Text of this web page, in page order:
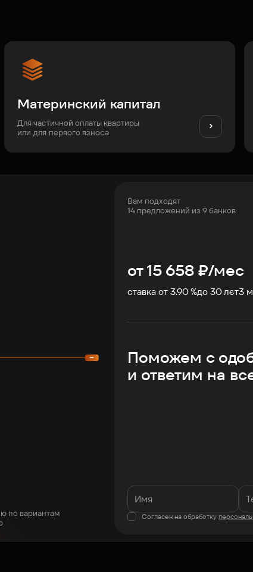
Материнский капитал
Для частичной оплаты квартиры
или для первого взноса
по вариантам
Вам подходят
14 предложений из 9 банков
от15 658₽/мес
ставка от 3.90 %до30 лет3
Поможем с
и ответим на
Согласен на обработку